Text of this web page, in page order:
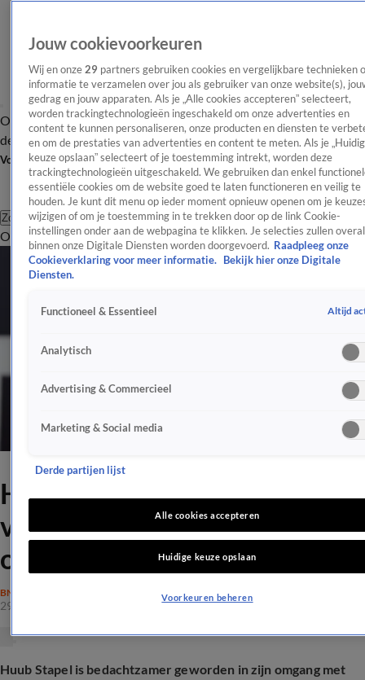
OverzichtAfleveringen Entertainment TV Algemeen
Tip
de redactieNieuwsbrief
Volg Shownieuws
Zoeken
OverzichtEntertainmentSpraakmakendRealityCrimeVideo's
Huub Stapel bekent
voorzichtiger te zijn in
omgang met vrouwen
BN'ERS
29 nov 2025, 11:27
Huub Stapel is bedachtzamer geworden in zijn omgang met
Jouw cookievoorkeuren
Wij en onze 29 partners gebruiken cookies en vergelijkbare technieken
informatie te verzamelen over jou als gebruiker van onze website(s),
gedrag en jouw apparaten. Als je „Alle cookies accepteren” selecteert,
worden trackingtechnologieën ingeschakeld om onze advertenties en
content te kunnen personaliseren, onze producten en diensten te
en om de prestaties van advertenties en content te meten. Als je
keuze opslaan” selecteert of je toestemming intrekt, worden deze
trackingtechnologieën uitgeschakeld. We gebruiken dan enkel
essentiële cookies om de website goed te laten functioneren en veilig te
houden. Je kunt dit menu op ieder moment opnieuw openen om je
wijzigen of om je toestemming in te trekken door op de link Cookie-
instellingen onder aan de webpagina te klikken. Je selecties zullen overal
binnen onze Digitale Diensten worden doorgevoerd. Raadpleeg onze
Cookieverklaring voor meer informatie.
Bekijk hier onze Digitale
Diensten.
Functioneel & Essentieel Altijd
Analytisch
Advertising & Commercieel
Marketing & Social media
Derde partijen lijst
Alle cookies accepteren
Huidige keuze opslaan
Voorkeuren beheren